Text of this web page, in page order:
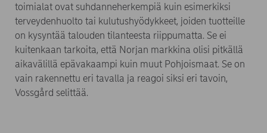
toimialat ovat suhdanneherkempiä kuin esimerkiksi
terveydenhuolto tai kulutushyödykkeet, joiden tuotteille
on kysyntää talouden tilanteesta riippumatta. Se ei
kuitenkaan tarkoita, että Norjan markkina olisi pitkällä
aikavälillä epävakaampi kuin muut Pohjoismaat. Se on
vain rakennettu eri tavalla ja reagoi siksi eri tavoin,
Vossgård selittää.